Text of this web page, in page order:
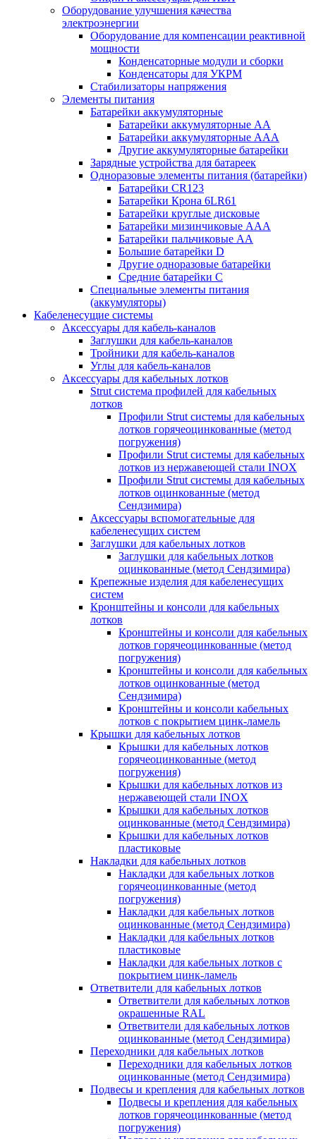
Оборудование улучшения качества
электроэнергии
Оборудование для компенсации реактивной
мощности
Конденсаторные модули и сборки
Конденсаторы для УКРМ
Стабилизаторы напряжения
Элементы питания
Батарейки аккумуляторные
Батарейки аккумуляторные АА
Батарейки аккумуляторные ААА
Другие аккумуляторные батарейки
Зарядные устройства для батареек
Одноразовые элементы питания (батарейки)
Батарейки CR123
Батарейки Крона 6LR61
Батарейки круглые дисковые
Батарейки мизинчиковые ААА
Батарейки пальчиковые АА
Большие батарейки D
Другие одноразовые батарейки
Средние батарейки C
Специальные элементы питания
(аккумуляторы)
Кабеленесущие системы
Аксессуары для кабель-каналов
Заглушки для кабель-каналов
Тройники для кабель-каналов
Углы для кабель-каналов
Аксессуары для кабельных лотков
Strut система профилей для кабельных
лотков
Профили Strut системы для кабельных
лотков горячеоцинкованные (метод
погружения)
Профили Strut системы для кабельных
лотков из нержавеющей стали INOX
Профили Strut системы для кабельных
лотков оцинкованные (метод
Сендзимира)
Аксессуары вспомогательные для
кабеленесущих систем
Заглушки для кабельных лотков
Заглушки для кабельных лотков
оцинкованные (метод Сендзимира)
Крепежные изделия для кабеленесущих
систем
Кронштейны и консоли для кабельных
лотков
Кронштейны и консоли для кабельных
лотков горячеоцинкованные (метод
погружения)
Кронштейны и консоли для кабельных
лотков оцинкованные (метод
Сендзимира)
Кронштейны и консоли кабельных
лотков с покрытием цинк-ламель
Крышки для кабельных лотков
Крышки для кабельных лотков
горячеоцинкованные (метод
погружения)
Крышки для кабельных лотков из
нержавеющей стали INOX
Крышки для кабельных лотков
оцинкованные (метод Сендзимира)
Крышки для кабельных лотков
пластиковые
Накладки для кабельных лотков
Накладки для кабельных лотков
горячеоцинкованные (метод
погружения)
Накладки для кабельных лотков
оцинкованные (метод Сендзимира)
Накладки для кабельных лотков
пластиковые
Накладки для кабельных лотков с
покрытием цинк-ламель
Ответвители для кабельных лотков
Ответвители для кабельных лотков
окрашенные RAL
Ответвители для кабельных лотков
оцинкованные (метод Сендзимира)
Переходники для кабельных лотков
Переходники для кабельных лотков
оцинкованные (метод Сендзимира)
Подвесы и крепления для кабельных лотков
Подвесы и крепления для кабельных
лотков горячеоцинкованные (метод
погружения)